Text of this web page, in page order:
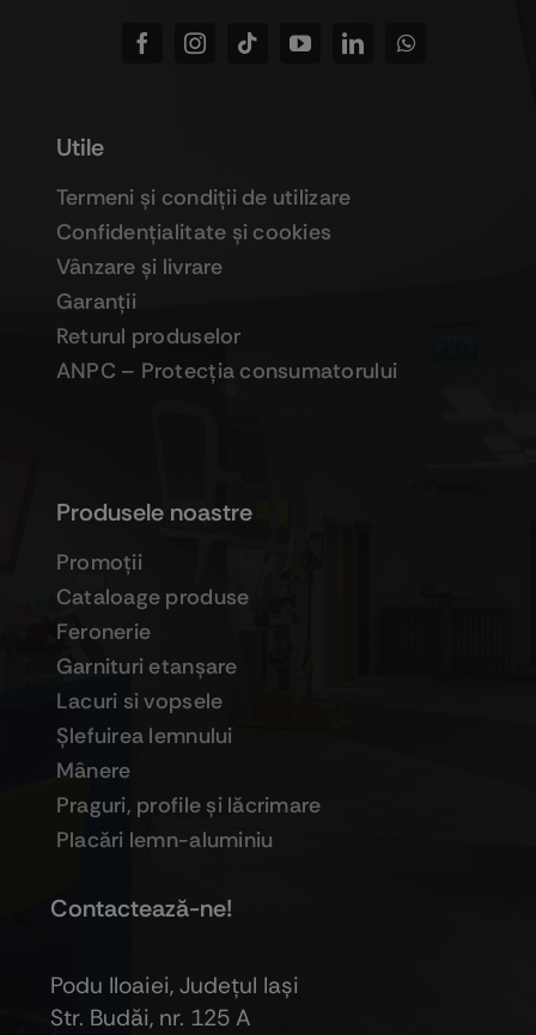
Produsele noastre
Promoţii
Cataloage produse
Feronerie
Garnituri etanşare
Lacuri si vopsele
Şlefuirea lemnului
Mânere
Praguri, profile şi lăcrimare
Placări lemn-aluminiu
Utile
Termeni şi condiţii de utilizare
Confidenţialitate şi cookies
Vânzare şi livrare
Garanţii
Returul produselor
ANPC – Protecţia consumatorului
Contactează-ne!
Podu Iloaiei, Judeţul Iaşi
Str. Budăi, nr. 125 A